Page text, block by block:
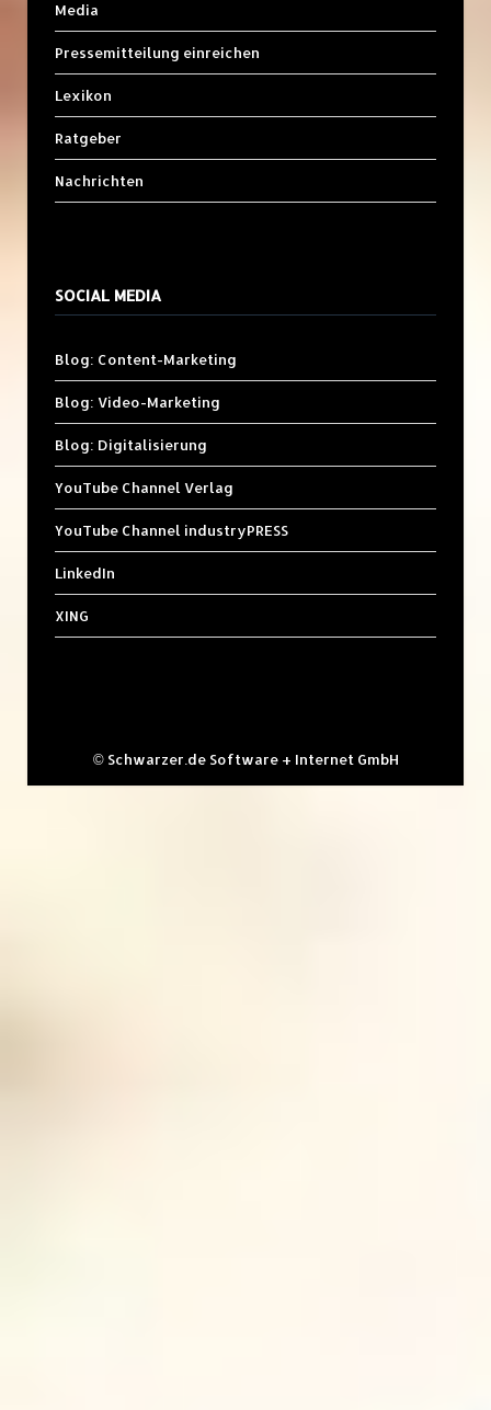
Media
Pressemitteilung einreichen
Lexikon
Ratgeber
Nachrichten
SOCIAL MEDIA
Blog: Content-Marketing
Blog: Video-Marketing
Blog: Digitalisierung
YouTube Channel Verlag
YouTube Channel industryPRESS
LinkedIn
XING
© Schwarzer.de Software + Internet GmbH